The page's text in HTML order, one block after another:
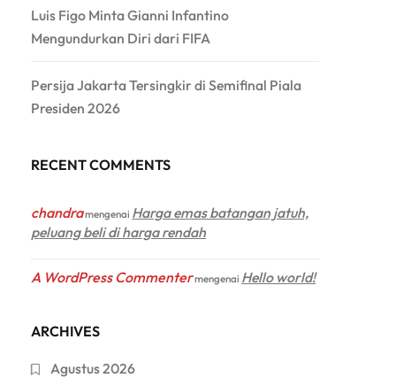
Luis Figo Minta Gianni Infantino
Mengundurkan Diri dari FIFA
Persija Jakarta Tersingkir di Semifinal Piala
Presiden 2026
RECENT COMMENTS
chandramengenai Harga emas batangan jatuh,
peluang beli di harga rendah
A WordPress Commentermengenai Hello world!
ARCHIVES
Agustus 2026